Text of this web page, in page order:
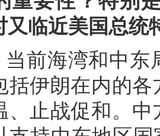
又临近美国总统
当前海湾和中东
括伊朗在内的
、止战促和。